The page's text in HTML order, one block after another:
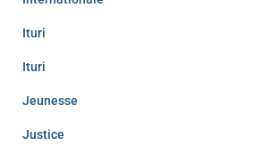
Ituri
Ituri
Jeunesse
Justice